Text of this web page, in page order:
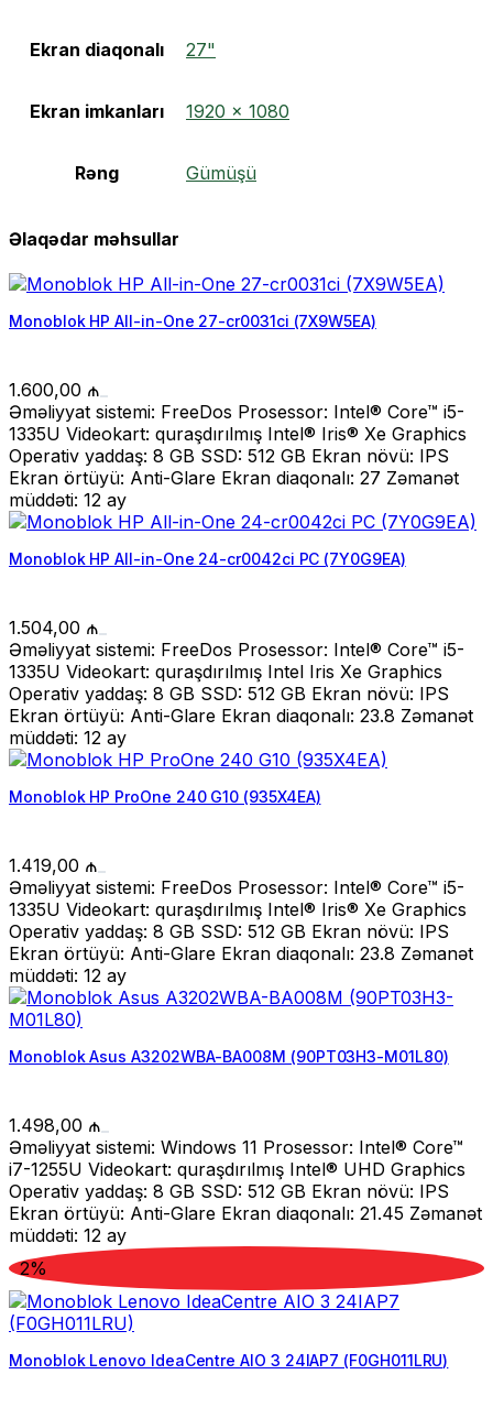
Ekran diaqonalı 27"
Ekran imkanları 1920 × 1080
Rəng Gümüşü
Əlaqədar məhsullar
Monoblok HP All-in-One 27-cr0031ci (7X9W5EA)
1.600,00 ₼
Əməliyyat sistemi: FreeDos Prosessor: Intel® Core™ i5-
1335U Videokart: quraşdırılmış Intel® Iris® Xe Graphics
Operativ yaddaş: 8 GB SSD: 512 GB Ekran növü: IPS
Ekran örtüyü: Anti-Glare Ekran diaqonalı: 27 Zəmanət
müddəti: 12 ay
Monoblok HP All-in-One 24-cr0042ci PC (7Y0G9EA)
1.504,00 ₼
Əməliyyat sistemi: FreeDos Prosessor: Intel® Core™ i5-
1335U Videokart: quraşdırılmış Intel Iris Xe Graphics
Operativ yaddaş: 8 GB SSD: 512 GB Ekran növü: IPS
Ekran örtüyü: Anti-Glare Ekran diaqonalı: 23.8 Zəmanət
müddəti: 12 ay
Monoblok HP ProOne 240 G10 (935X4EA)
1.419,00 ₼
Əməliyyat sistemi: FreeDos Prosessor: Intel® Core™ i5-
1335U Videokart: quraşdırılmış Intel® Iris® Xe Graphics
Operativ yaddaş: 8 GB SSD: 512 GB Ekran növü: IPS
Ekran örtüyü: Anti-Glare Ekran diaqonalı: 23.8 Zəmanət
müddəti: 12 ay
Monoblok Asus A3202WBA-BA008M (90PT03H3-M01L80)
1.498,00 ₼
Əməliyyat sistemi: Windows 11 Prosessor: Intel® Core™
i7-1255U Videokart: quraşdırılmış Intel® UHD Graphics
Operativ yaddaş: 8 GB SSD: 512 GB Ekran növü: IPS
Ekran örtüyü: Anti-Glare Ekran diaqonalı: 21.45 Zəmanət
müddəti: 12 ay
2%
Monoblok Lenovo IdeaCentre AIO 3 24IAP7 (F0GH011LRU)